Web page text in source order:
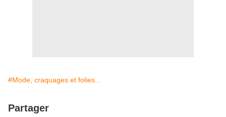
#Mode, craquages et folies...
Partager